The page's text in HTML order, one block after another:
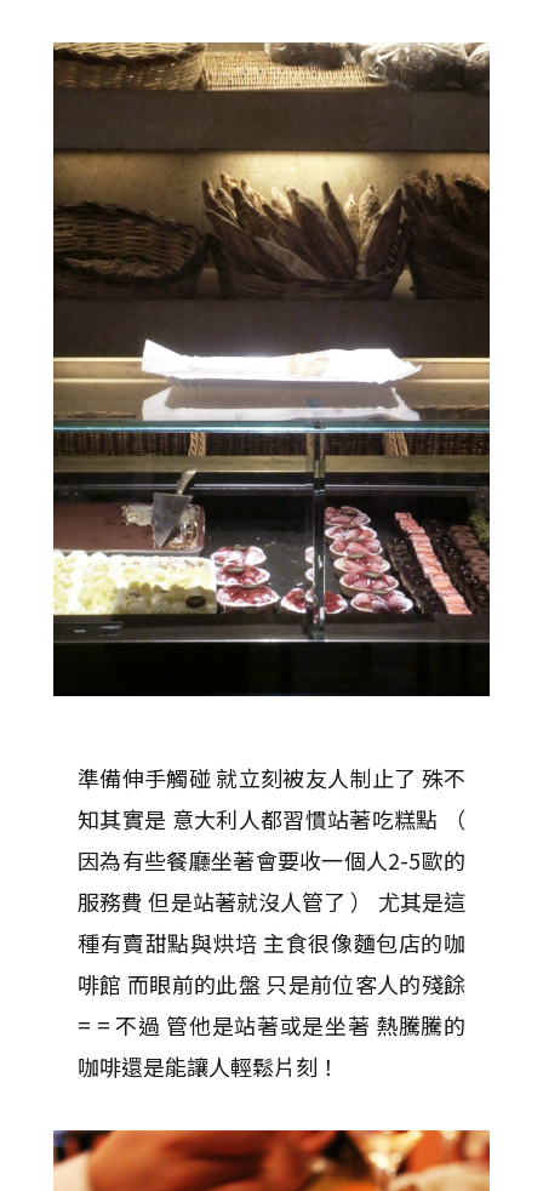
準備伸手觸碰 就立刻被友人制止了 殊不
知其實是 意大利人都習慣站著吃糕點 （
因為有些餐廳坐著會要收一個人2-5歐的
服務費 但是站著就沒人管了 ） 尤其是這
種有賣甜點與烘培 主食很像麵包店的咖
啡館 而眼前的此盤 只是前位客人的殘餘
= = 不過 管他是站著或是坐著 熱騰騰的
咖啡還是能讓人輕鬆片刻！